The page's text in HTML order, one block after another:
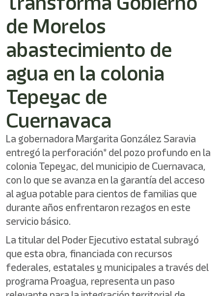
Este
acceso
directo
lector
de
pantalla
para
ayudarle
navegar
interactuar
contenido.
de Morelos
abastecimiento de
agua en la colonia
Tepeyac de
Cuernavaca
La gobernadora Margarita González Saravia
entregó la perforación* del pozo profundo en la
colonia Tepeyac, del municipio de Cuernavaca,
con lo que se avanza en la garantía del acceso
al agua potable para cientos de familias que
durante años enfrentaron rezagos en este
servicio básico.
La titular del Poder Ejecutivo estatal subrayó
que esta obra, financiada con recursos
federales, estatales y municipales a través del
programa Proagua, representa un paso